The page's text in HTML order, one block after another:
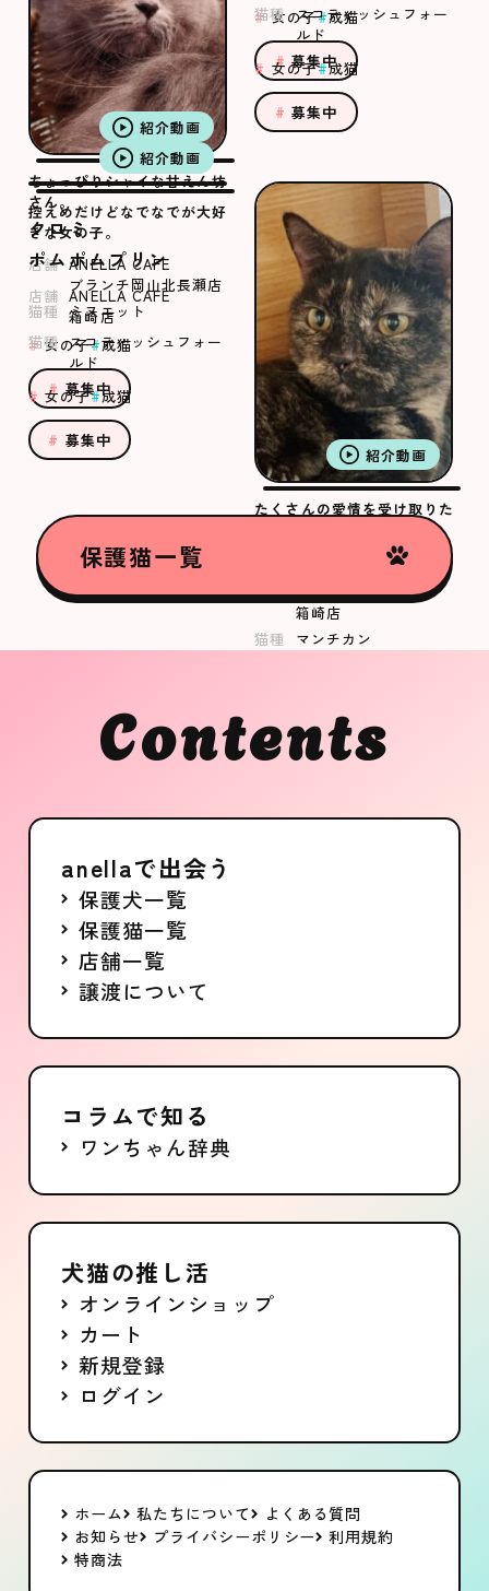
女の子 成猫
募集中
紹介動画
ちょっぴりシャイな甘えん坊
さん。
クロミ
店舗 ANELLA CAFE
ブランチ岡山北長瀬店
猫種
ミヌエット
女の子 成猫
募集中
猫種 スコティッシュフォー
ルド
女の子 成猫
募集中
紹介動画
控えめだけどなでなでが大好
きな女の子。
ポムポムプリン
店舗 ANELLA CAFE
箱崎店
猫種 スコティッシュフォー
ルド
女の子 成猫
募集中
紹介動画
たくさんの愛情を受け取りた
店舗 ANELLA CAFE
箱崎店
猫種
マンチカン
募集中
保護猫一覧
Contents
anellaで出会う
保護犬一覧
保護猫一覧
店舗一覧
譲渡について
コラムで知る
ワンちゃん辞典
犬猫の推し活
オンラインショップ
カート
新規登録
ログイン
ホーム 私たちについて
よくある質問
お知らせ
プライバシーポリシー 利用規約
特商法